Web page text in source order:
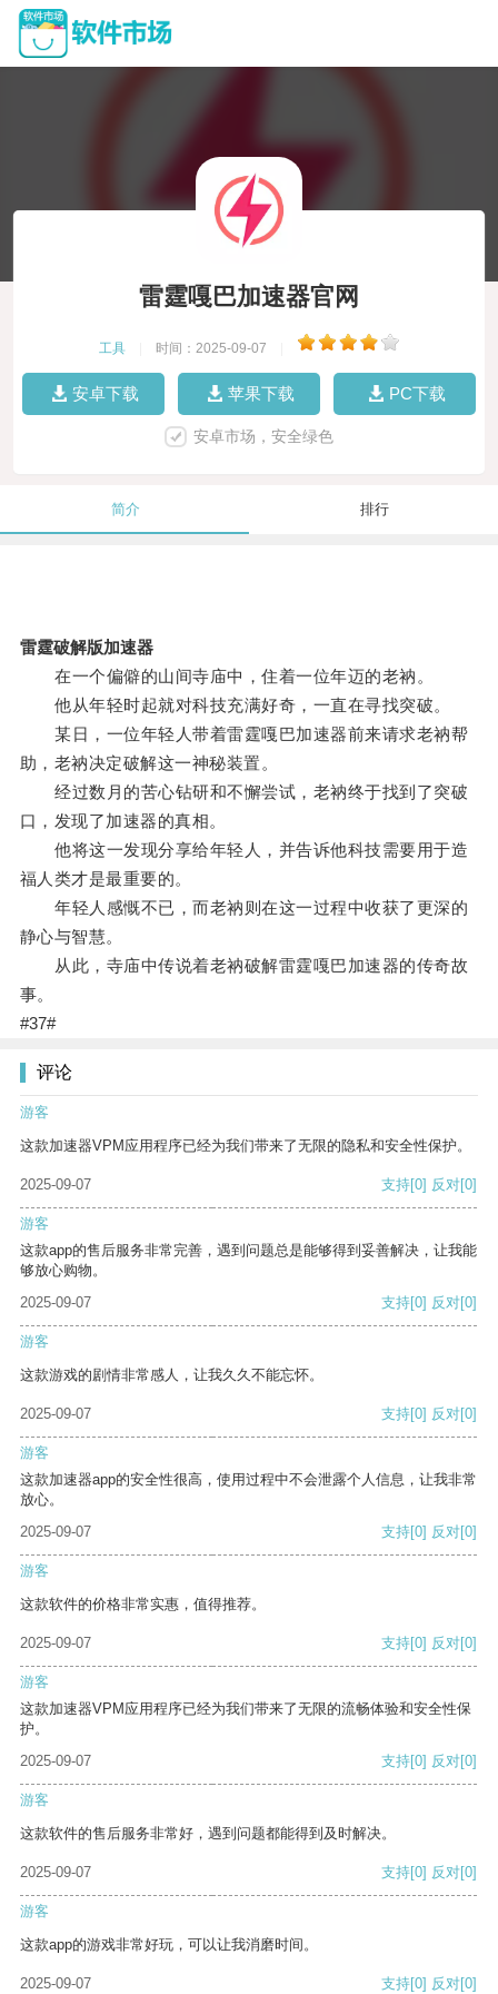
雷霆嘎巴加速器官网
工具 时间：2025-09-07
安卓下载 苹果下载 PC下载
安卓市场，安全绿色
简介 排行
雷霆破解版加速器
在一个偏僻的山间寺庙中，住着一位年迈的老衲。
他从年轻时起就对科技充满好奇，一直在寻找突破。
某日，一位年轻人带着雷霆嘎巴加速器前来请求老衲帮
助，老衲决定破解这一神秘装置。
经过数月的苦心钻研和不懈尝试，老衲终于找到了突破
口，发现了加速器的真相。
他将这一发现分享给年轻人，并告诉他科技需要用于造
福人类才是最重要的。
年轻人感慨不已，而老衲则在这一过程中收获了更深的
静心与智慧。
从此，寺庙中传说着老衲破解雷霆嘎巴加速器的传奇故
事。
#37#
评论
游客
这款加速器VPM应用程序已经为我们带来了无限的隐私和安全性保护。
2025-09-07 支持[0] 反对[0]
游客
这款app的售后服务非常完善，遇到问题总是能够得到妥善解决，让我能
够放心购物。
2025-09-07
支持[0] 反对[0]
游客
这款游戏的剧情非常感人，让我久久不能忘怀。
2025-09-07 支持[0] 反对[0]
游客
这款加速器app的安全性很高，使用过程中不会泄露个人信息，让我非常
放心。
2025-09-07
支持[0] 反对[0]
游客
这款软件的价格非常实惠，值得推荐。
2025-09-07 支持[0] 反对[0]
游客
这款加速器VPM应用程序已经为我们带来了无限的流畅体验和安全性保
护。
2025-09-07
支持[0] 反对[0]
游客
这款软件的售后服务非常好，遇到问题都能得到及时解决。
2025-09-07 支持[0] 反对[0]
游客
这款app的游戏非常好玩，可以让我消磨时间。
2025-09-07 支持[0] 反对[0]